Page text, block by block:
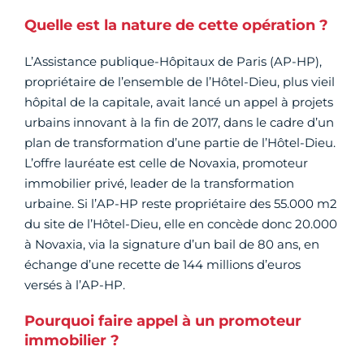
Quelle est la nature de cette opération ?
L’Assistance publique-Hôpitaux de Paris (AP-HP),
propriétaire de l’ensemble de l’Hôtel-Dieu, plus vieil
hôpital de la capitale, avait lancé un appel à projets
urbains innovant à la fin de 2017, dans le cadre d’un
plan de transformation d’une partie de l’Hôtel-Dieu.
L’offre lauréate est celle de Novaxia, promoteur
immobilier privé, leader de la transformation
urbaine. Si l’AP-HP reste propriétaire des 55.000 m2
du site de l’Hôtel-Dieu, elle en concède donc 20.000
à Novaxia, via la signature d’un bail de 80 ans, en
échange d’une recette de 144 millions d’euros
versés à l’AP-HP.
Pourquoi faire appel à un promoteur
immobilier ?